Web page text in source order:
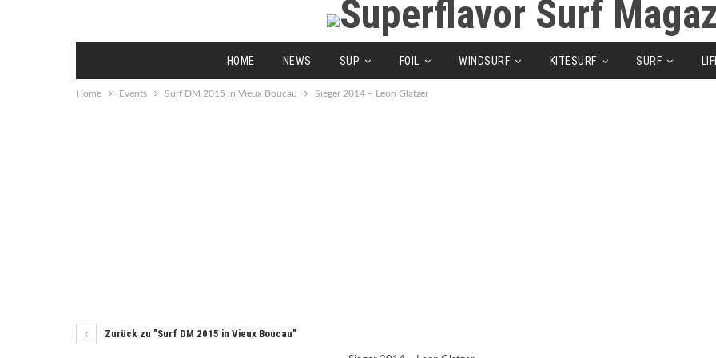
HOME NEWS SUP FOIL WINDSURF KITESURF SURF
Home Events Surf DM 2015 in Vieux Boucau Sieger 2014 – Leon Glatzer
Zurück zu "Surf DM 2015 in Vieux Boucau"